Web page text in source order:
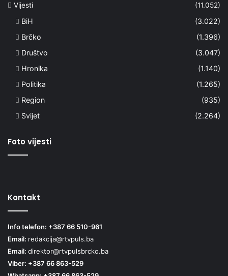
Vijesti
(11.052)
BiH
(3.022)
Brčko
(1.396)
Društvo
(3.047)
Hronika
(1.140)
Politika
(1.265)
Region
(935)
Svijet
(2.264)
Foto vijesti
Kontakt
Info telefon: +387 66 510-961
Email: redakcija@rtvpuls.ba
Email: direktor@rtvpulsbrcko.ba
Viber: +387 66 863-529